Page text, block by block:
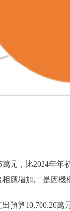
，比2024年年
應增加,二是因
算10,700.20萬元